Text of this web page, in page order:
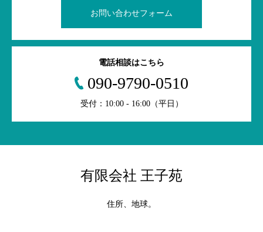
お問い合わせフォーム
電話相談はこちら
090-9790-0510
受付：10:00 - 16:00（平日）
有限会社 王子苑
住所、地球。